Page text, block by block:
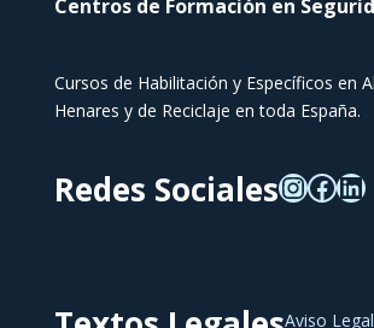
Centros de Formación en
Cursos de Habilitación y Específicos en
Henares y de Reciclaje en toda España.
Redes Sociales
Aviso Legal